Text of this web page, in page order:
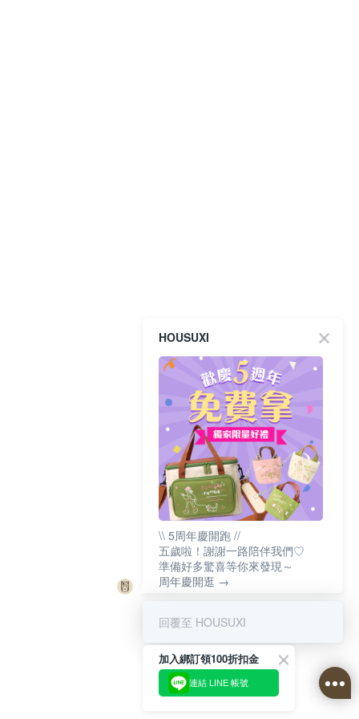
HOUSUXI
\\ 5周年慶開跑 //
五歲啦！謝謝一路陪伴我們♡
準備好多驚喜等你來發現～
周年慶開逛 →
回覆至 HOUSUXI
加入綁訂領100折扣金
連結 LINE 帳號